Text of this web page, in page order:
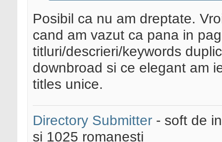
Posibil ca nu am dreptate.
cand am vazut ca pana in
titluri/descrieri/keywords
downbroad si ce elegant am
titles unice.
Directory Submitter - soft de
si 1025 romanesti